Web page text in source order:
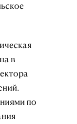
в
по